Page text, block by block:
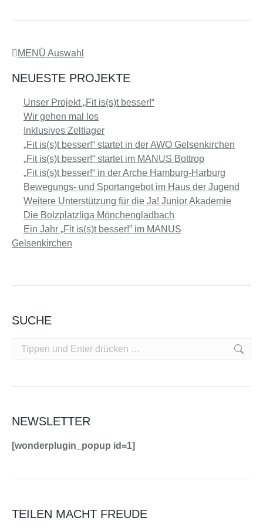
MENÜ Auswahl
NEUESTE PROJEKTE
Unser Projekt „Fit is(s)t besser!“
Wir gehen mal los
Inklusives Zeltlager
„Fit is(s)t besser!“ startet in der AWO Gelsenkirchen
„Fit is(s)t besser!“ startet im MANUS Bottrop
„Fit is(s)t besser!“ in der Arche Hamburg-Harburg
Bewegungs- und Sportangebot im Haus der Jugend
Weitere Unterstützung für die Ja! Junior Akademie
Die Bolzplatzliga Mönchengladbach
Ein Jahr „Fit is(s)t besser!” im MANUS
Gelsenkirchen
SUCHE
Search:
NEWSLETTER
[wonderplugin_popup id=1]
TEILEN MACHT FREUDE